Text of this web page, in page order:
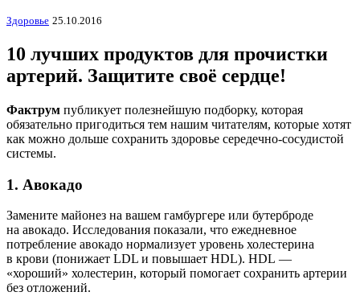
Здоровье 25.10.2016
10 лучших продуктов для прочистки
артерий. Защитите своё сердце!
Фактрум публикует полезнейшую подборку, которая
обязательно пригодиться тем нашим читателям, которые хотят
как можно дольше сохранить здоровье середечно-сосудистой
системы.
1. Авокадо
Замените майонез на вашем гамбургере или бутерброде
на авокадо. Исследования показали, что ежедневное
потребление авокадо нормализует уровень холестерина
в крови (понижает LDL и повышает HDL). HDL —
«хороший» холестерин, который помогает сохранить артерии
без отложений.